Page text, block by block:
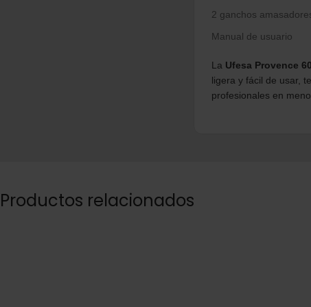
2 ganchos
Manual de usuario
La Ufesa Provence
ligera y fácil de usar,
profesionales en
Productos relacionados